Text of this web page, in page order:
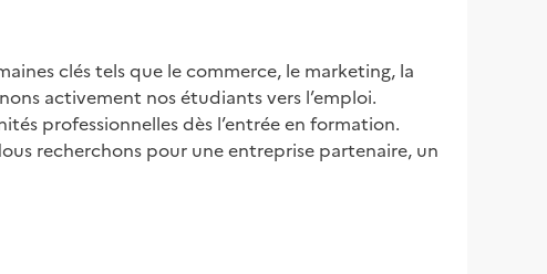
clés tels que le commerce, le marketing, la
activement nos étudiants vers l’emploi.
professionnelles dès l’entrée en formation.
recherchons pour une entreprise partenaire, un